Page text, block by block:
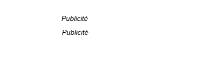
Publicité
Publicité